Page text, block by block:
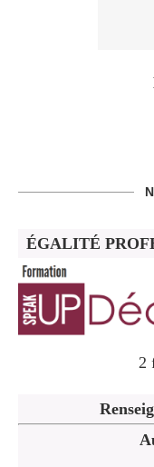
ÉGALITÉ
2